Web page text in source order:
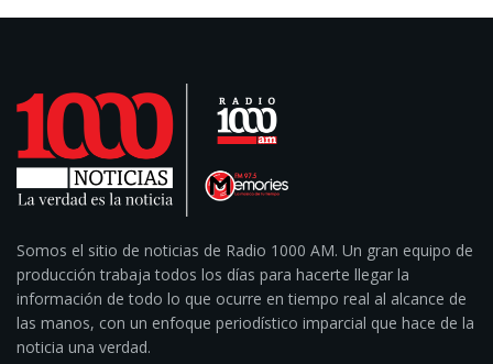
Somos el sitio de noticias de Radio 1000 AM. Un gran equipo de
producción trabaja todos los días para hacerte llegar la
información de todo lo que ocurre en tiempo real al alcance de
las manos, con un enfoque periodístico imparcial que hace de la
noticia una verdad.